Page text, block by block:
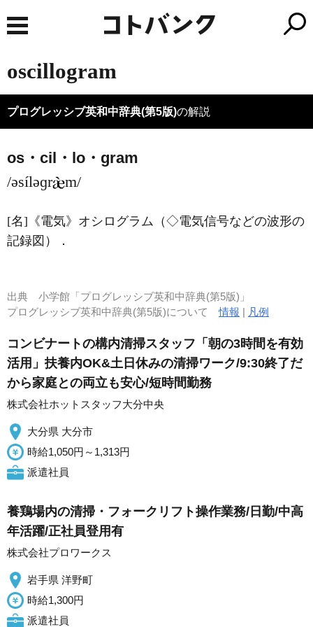
oscillogram
プログレッシブ英和中辞典(第5版)の解説
os・cil・lo・gram
/əsíləɡr m/
[名] 《電気》 オシログラム（◇電気信号などの波形の
記録図）
．
出典 小学館「プログレッシブ英和中辞典(第5版)」
プログレッシブ英和中辞典(第5版)について情報 凡例
コンビナートの構内清掃スタッフ「朝の3時間を有効
活用」扶養内OK&土日休みの清掃ワーク/9:30終了だ
から家庭との両立も安心/短時間勤務
株式会社ホットスタッフ大分中央
大分県 大分市
時給1,050円～1,313円
派遣社員
養鶏場内の清掃・フォークリフト操作業務/日勤/中高
年活躍/正社員登用有
株式会社プロワークス
岩手県 洋野町
時給1,300円
派遣社員